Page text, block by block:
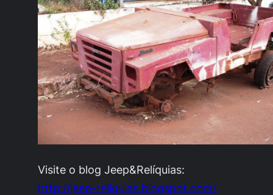
Visite o blog Jeep&Relíquias:
http://jeep-reliquias.blogspot.com/